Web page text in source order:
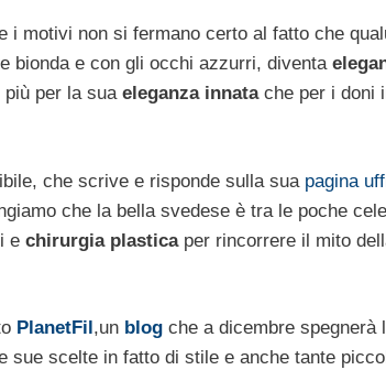
i motivi non si fermano certo al fatto che
bionda e con gli occhi azzurri, diventa
più per la sua eleganza innatache per i doni
che scrive e risponde sulla sua pagina
che la bella svedese è tra le poche
e chirurgia plasticaper rincorrere il mito
PlanetFil ,un blog che a dicembre spegnerà
sue scelte in fatto di stile e anche tante